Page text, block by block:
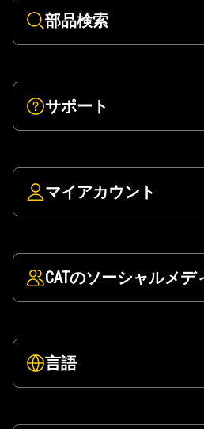
部品検索
サポート
マイアカウント
CATのソーシャルメデ
言語